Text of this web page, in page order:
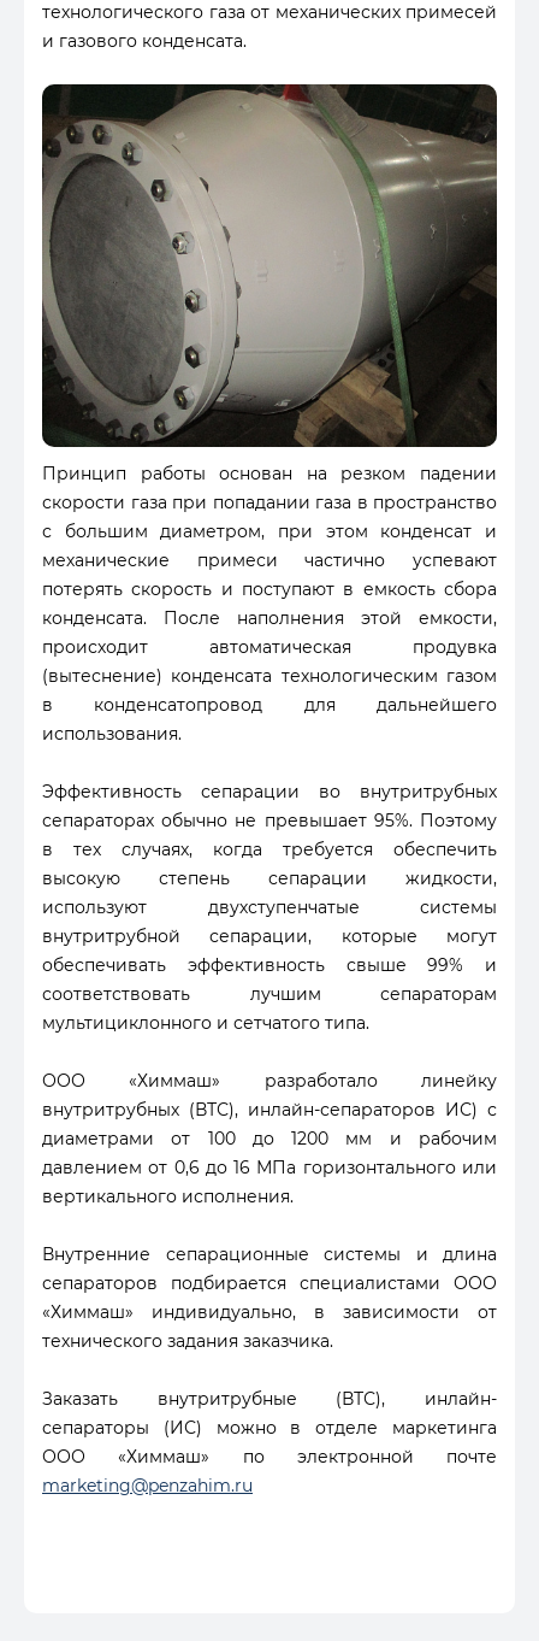
технологического газа от механических примесей
и газового конденсата.
Принцип работы основан на резком падении
скорости газа при попадании газа в пространство
с большим диаметром, при этом конденсат и
механические примеси частично успевают
потерять скорость и поступают в емкость сбора
конденсата. После наполнения этой емкости,
происходит автоматическая продувка
(вытеснение) конденсата технологическим газом
в конденсатопровод для дальнейшего
использования.
Эффективность сепарации во внутритрубных
сепараторах обычно не превышает 95%. Поэтому
в тех случаях, когда требуется обеспечить
высокую степень сепарации жидкости,
используют двухступенчатые системы
внутритрубной сепарации, которые могут
обеспечивать эффективность свыше 99% и
соответствовать лучшим сепараторам
мультициклонного и сетчатого типа.
ООО «Химмаш» разработало линейку
внутритрубных (ВТС), инлайн-сепараторов ИС) с
диаметрами от 100 до 1200 мм и рабочим
давлением от 0,6 до 16 МПа горизонтального или
вертикального исполнения.
Внутренние сепарационные системы и длина
сепараторов подбирается специалистами ООО
«Химмаш» индивидуально, в зависимости от
технического задания заказчика.
Заказать внутритрубные (ВТС), инлайн-
сепараторы (ИС) можно в отделе маркетинга
ООО «Химмаш» по электронной почте
marketing@penzahim.ru